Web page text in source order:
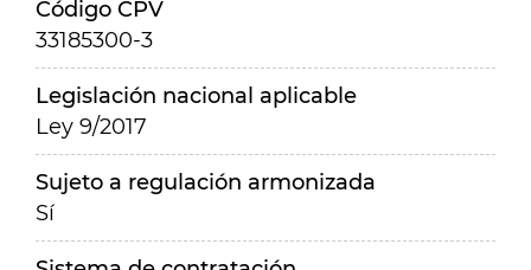
Código CPV
33185300-3
Legislación nacional aplicable
Ley 9/2017
Sujeto a regulación armonizada
Sí